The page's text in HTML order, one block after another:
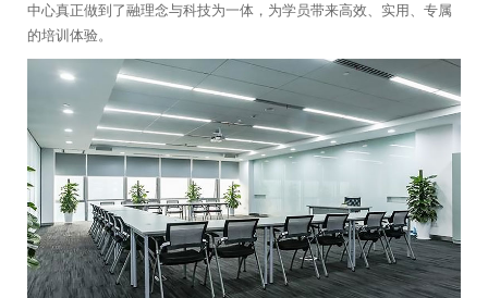
中心真正做到了融理念与科技为一体，为学员带来高效、实用、专属
的培训体验。